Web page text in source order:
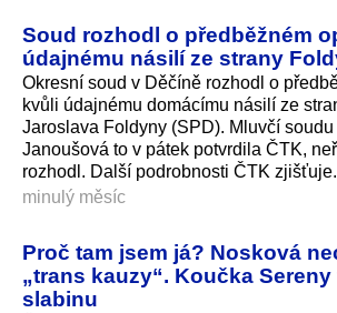
Soud rozhodl o předběžném
údajnému násilí ze strany
Okresní soud v Děčíně rozhodl o
kvůli údajnému domácímu násilí ze
Jaroslava Foldyny (SPD). Mluvčí
Janoušová to v pátek potvrdila ČTK,
rozhodl. Další podrobnosti ČTK zjišťuje.
minulý měsíc
Proč tam jsem já? Nosková
„trans kauzy“. Koučka
slabinu